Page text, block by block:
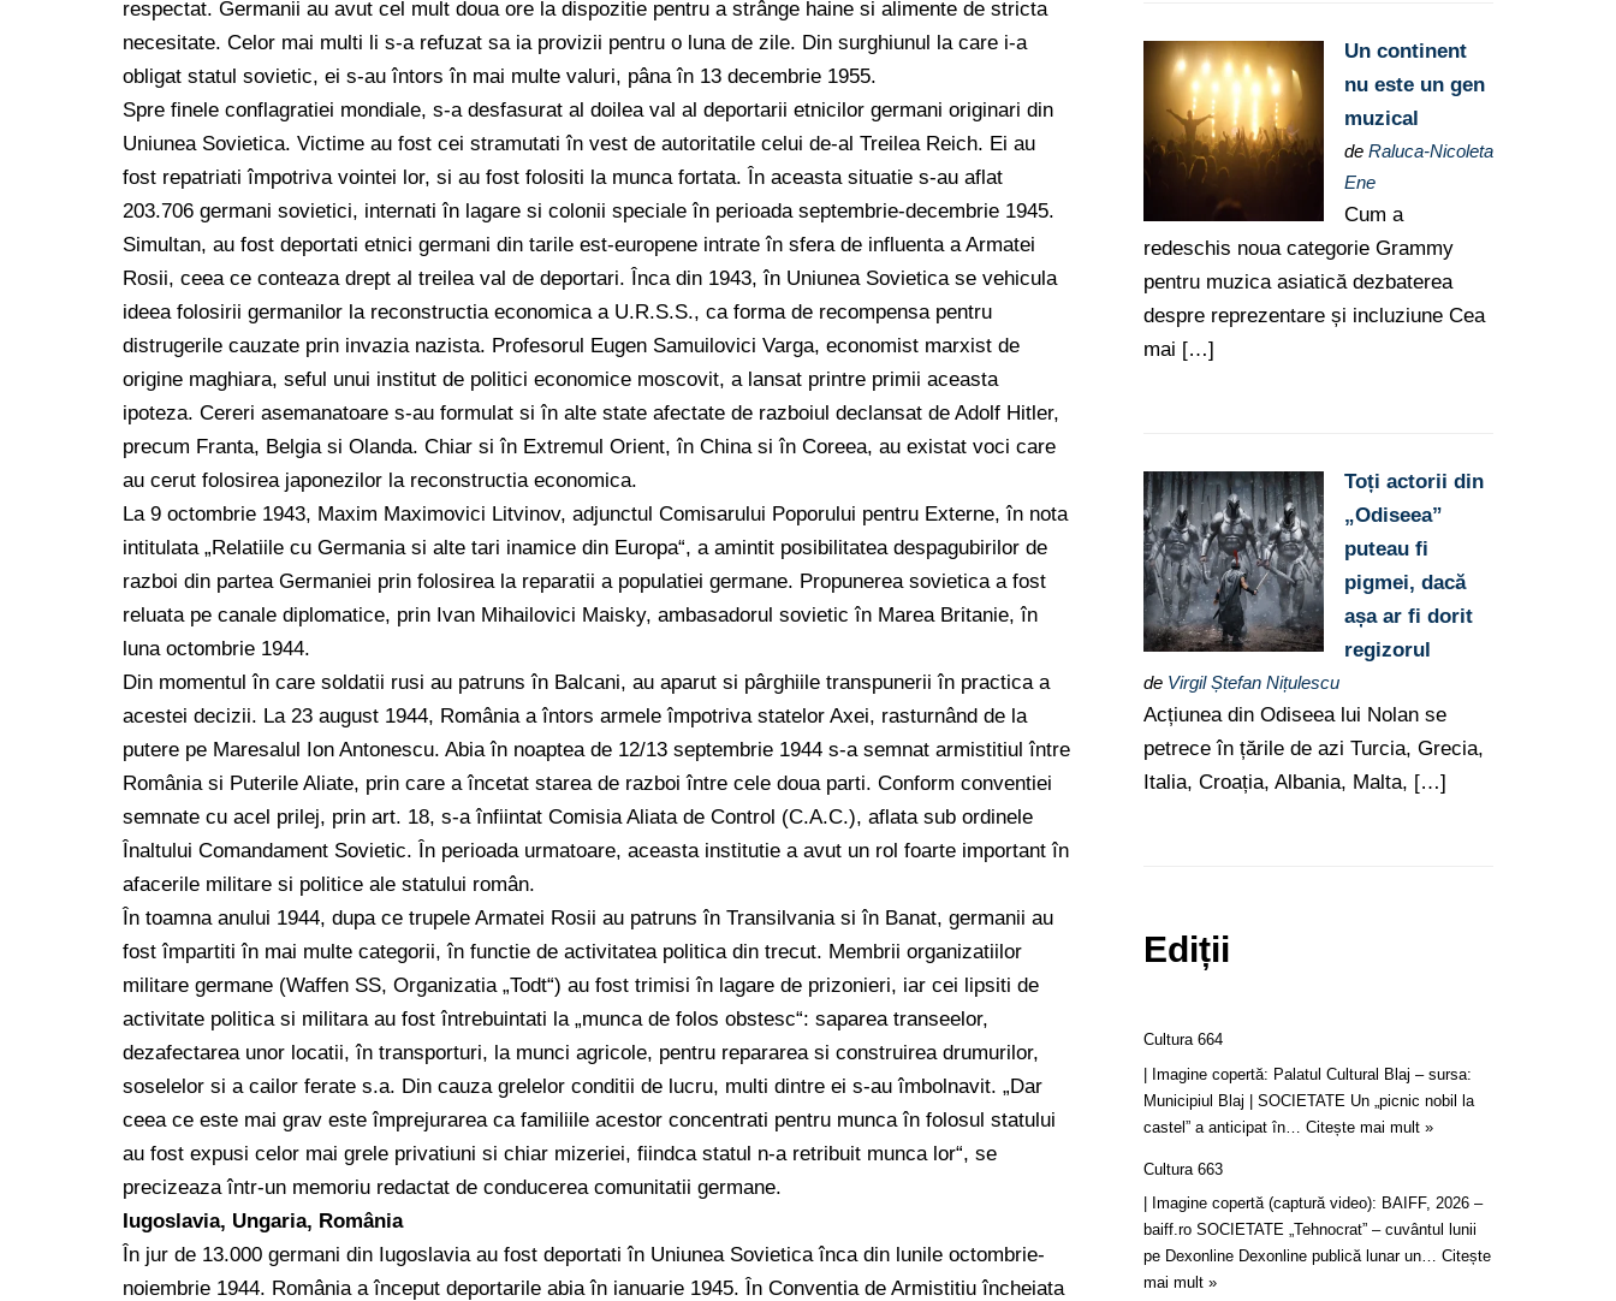
respectat. Germanii au avut cel mult doua ore la dispozitie pentru a strânge haine si alimente de stricta
necesitate. Celor mai multi li s-a refuzat sa ia provizii pentru o luna de zile. Din surghiunul la care i-a
obligat statul sovietic, ei s-au întors în mai multe valuri, pâna în 13 decembrie 1955.
Spre finele conflagratiei mondiale, s-a desfasurat al doilea val al deportarii etnicilor germani originari din
Uniunea Sovietica. Victime au fost cei stramutati în vest de autoritatile celui de-al Treilea Reich. Ei au
fost repatriati împotriva vointei lor, si au fost folositi la munca fortata. În aceasta situatie s-au aflat
203.706 germani sovietici, internati în lagare si colonii speciale în perioada septembrie-decembrie 1945.
Simultan, au fost deportati etnici germani din tarile est-europene intrate în sfera de influenta a Armatei
Rosii, ceea ce conteaza drept al treilea val de deportari. Înca din 1943, în Uniunea Sovietica se vehicula
ideea folosirii germanilor la reconstructia economica a U.R.S.S., ca forma de recompensa pentru
distrugerile cauzate prin invazia nazista. Profesorul Eugen Samuilovici Varga, economist marxist de
origine maghiara, seful unui institut de politici economice moscovit, a lansat printre primii aceasta
ipoteza. Cereri asemanatoare s-au formulat si în alte state afectate de razboiul declansat de Adolf Hitler,
precum Franta, Belgia si Olanda. Chiar si în Extremul Orient, în China si în Coreea, au existat voci care
au cerut folosirea japonezilor la reconstructia economica.
La 9 octombrie 1943, Maxim Maximovici Litvinov, adjunctul Comisarului Poporului pentru Externe, în nota
intitulata „Relatiile cu Germania si alte tari inamice din Europa“, a amintit posibilitatea despagubirilor de
razboi din partea Germaniei prin folosirea la reparatii a populatiei germane. Propunerea sovietica a fost
reluata pe canale diplomatice, prin Ivan Mihailovici Maisky, ambasadorul sovietic în Marea Britanie, în
luna octombrie 1944.
Din momentul în care soldatii rusi au patruns în Balcani, au aparut si pârghiile transpunerii în practica a
acestei decizii. La 23 august 1944, România a întors armele împotriva statelor Axei, rasturnând de la
putere pe Maresalul Ion Antonescu. Abia în noaptea de 12/13 septembrie 1944 s-a semnat armistitiul între
România si Puterile Aliate, prin care a încetat starea de razboi între cele doua parti. Conform conventiei
semnate cu acel prilej, prin art. 18, s-a înfiintat Comisia Aliata de Control (C.A.C.), aflata sub ordinele
Înaltului Comandament Sovietic. În perioada urmatoare, aceasta institutie a avut un rol foarte important în
afacerile militare si politice ale statului român.
În toamna anului 1944, dupa ce trupele Armatei Rosii au patruns în Transilvania si în Banat, germanii au
fost împartiti în mai multe categorii, în functie de activitatea politica din trecut. Membrii organizatiilor
militare germane (Waffen SS, Organizatia „Todt“) au fost trimisi în lagare de prizonieri, iar cei lipsiti de
activitate politica si militara au fost întrebuintati la „munca de folos obstesc“: saparea transeelor,
dezafectarea unor locatii, în transporturi, la munci agricole, pentru repararea si construirea drumurilor,
soselelor si a cailor ferate s.a. Din cauza grelelor conditii de lucru, multi dintre ei s-au îmbolnavit. „Dar
ceea ce este mai grav este împrejurarea ca familiile acestor concentrati pentru munca în folosul statului
au fost expusi celor mai grele privatiuni si chiar mizeriei, fiindca statul n-a retribuit munca lor“, se
precizeaza într-un memoriu redactat de conducerea comunitatii germane.
Iugoslavia, Ungaria, România
În jur de 13.000 germani din Iugoslavia au fost deportati în Uniunea Sovietica înca din lunile octombrie-
noiembrie 1944. România a început deportarile abia în ianuarie 1945. În Conventia de Armistitiu încheiata
Un continent
nu este un gen
muzical
de Raluca-Nicoleta
Ene
Cum a
redeschis noua categorie Grammy
pentru muzica asiatică dezbaterea
despre reprezentare și incluziune Cea
mai […]
Toți actorii din
„Odiseea”
puteau fi
pigmei, dacă
așa ar fi dorit
regizorul
de Virgil Ștefan Nițulescu
Acțiunea din Odiseea lui Nolan se
petrece în țările de azi Turcia, Grecia,
Italia, Croația, Albania, Malta, […]
Ediții
Cultura 664
| Imagine copertă: Palatul Cultural Blaj – sursa:
Municipiul Blaj | SOCIETATE Un „picnic nobil la
castel” a anticipat în… Citește mai mult »
Cultura 663
| Imagine copertă (captură video): BAIFF, 2026 –
baiff.ro SOCIETATE „Tehnocrat” – cuvântul lunii
pe Dexonline Dexonline publică lunar un… Citește
mai mult »